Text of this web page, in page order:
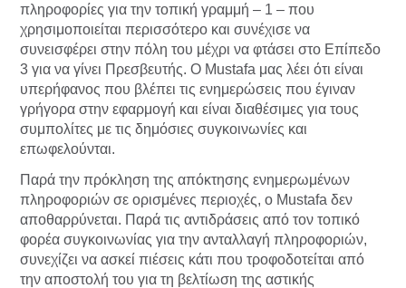
πληροφορίες για την τοπική γραμμή – 1 – που
χρησιμοποιείται περισσότερο και συνέχισε να
συνεισφέρει στην πόλη του μέχρι να φτάσει στο Επίπεδο
3 για να γίνει Πρεσβευτής. Ο Mustafa μας λέει ότι είναι
υπερήφανος που βλέπει τις ενημερώσεις που έγιναν
γρήγορα στην εφαρμογή και είναι διαθέσιμες για τους
συμπολίτες με τις δημόσιες συγκοινωνίες και
επωφελούνται.
Παρά την πρόκληση της απόκτησης ενημερωμένων
πληροφοριών σε ορισμένες περιοχές, ο Mustafa δεν
αποθαρρύνεται. Παρά τις αντιδράσεις από τον τοπικό
φορέα συγκοινωνίας για την ανταλλαγή πληροφοριών,
συνεχίζει να ασκεί πιέσεις κάτι που τροφοδοτείται από
την αποστολή του για τη βελτίωση της αστικής